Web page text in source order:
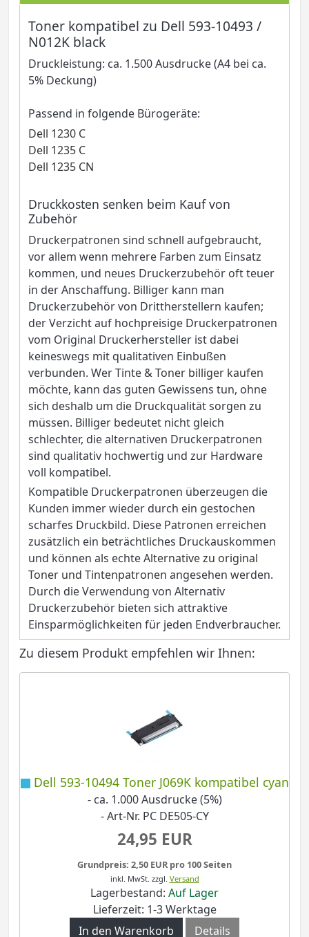
Toner kompatibel zu Dell 593-10493 /
N012K black
Druckleistung: ca. 1.500 Ausdrucke (A4 bei ca.
5% Deckung)
Passend in folgende Bürogeräte:
Dell 1230 C
Dell 1235 C
Dell 1235 CN
Druckkosten senken beim Kauf von
Zubehör
Druckerpatronen sind schnell aufgebraucht,
vor allem wenn mehrere Farben zum Einsatz
kommen, und neues Druckerzubehör oft teuer
in der Anschaffung. Billiger kann man
Druckerzubehör von Drittherstellern kaufen;
der Verzicht auf hochpreisige Druckerpatronen
vom Original Druckerhersteller ist dabei
keineswegs mit qualitativen Einbußen
verbunden. Wer Tinte &Toner billiger kaufen
möchte, kann das guten Gewissens tun, ohne
sich deshalb um die Druckqualität sorgen zu
müssen. Billiger bedeutet nicht gleich
schlechter, die alternativen Druckerpatronen
sind qualitativ hochwertig und zur Hardware
voll kompatibel.
Kompatible Druckerpatronen überzeugen die
Kunden immer wieder durch ein gestochen
scharfes Druckbild. Diese Patronen erreichen
zusätzlich ein beträchtliches Druckauskommen
und können als echteAlternative zu original
Toner und Tintenpatronen angesehen werden.
Durch die Verwendung von Alternativ
Druckerzubehör bieten sich attraktive
Einsparmöglichkeiten für jeden Endverbraucher.
Zu diesem Produkt empfehlen wir Ihnen:
Dell 593-10494 Toner J069K kompatibel cyan
- ca. 1.000 Ausdrucke (5%)
- Art-Nr. PC DE505-CY
24,95 EUR
Grundpreis: 2,50 EUR pro 100 Seiten
inkl. MwSt. zzgl. Versand
Lagerbestand: Auf Lager
Lieferzeit: 1-3 Werktage
In den Warenkorb
Details